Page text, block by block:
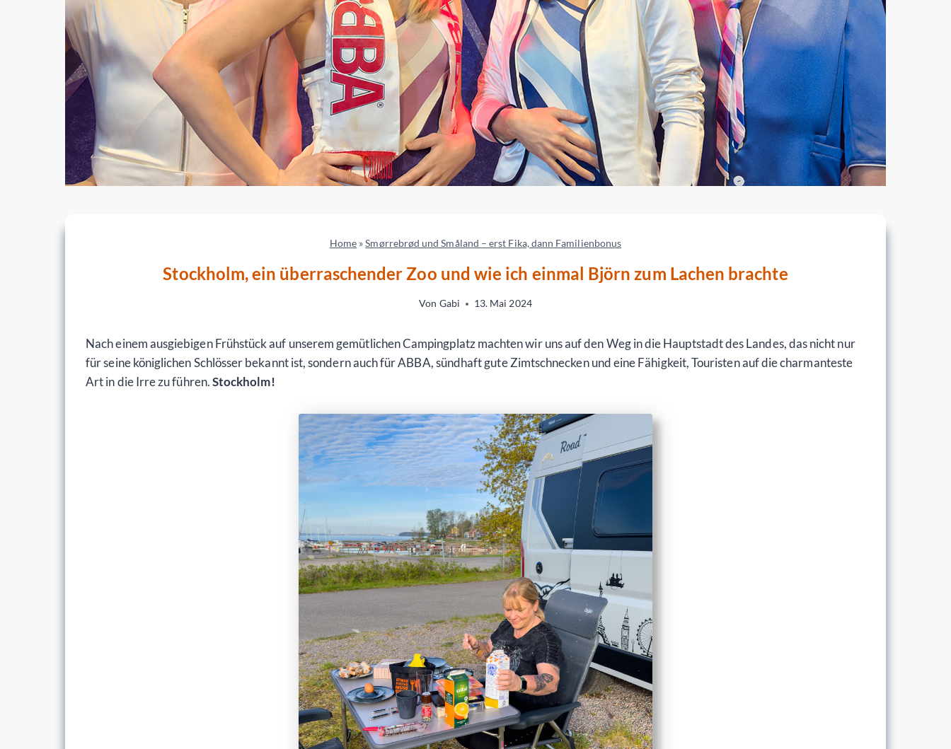
Home »Smørrebrød und Småland – erst Fika, dann Familienbonus
Stockholm, ein überraschender Zoo und wie ich einmal Björn zum Lachen brachte
Von Gabi 13. Mai 2024
Nach einem ausgiebigen Frühstück auf unserem gemütlichen Campingplatz machten wir uns auf den Weg in die Hauptstadt des Landes, das nicht nur
für seine königlichen Schlösser bekannt ist, sondern auch für ABBA, sündhaft gute Zimtschnecken und eine Fähigkeit, Touristen auf die charmanteste
Art in die Irre zu führen.Stockholm!